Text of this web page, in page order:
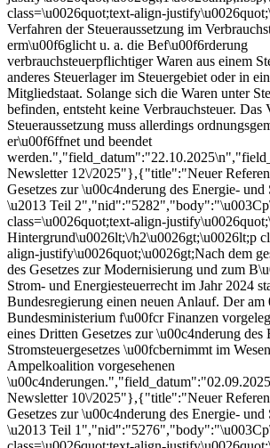
class=\u0026quot;text-align-
Verfahren der Steueraussetzung im
erm\u00f6glicht u. a. die Bef\u00f6rderung
verbrauchsteuerpflichtiger Waren aus einem
anderes Steuerlager im Steuergebiet oder in
Mitgliedstaat. Solange sich die Waren unter
befinden, entsteht keine Verbrauchsteuer. Das
Steueraussetzung muss allerdings
er\u00f6ffnet und beendet
Newsletter 12\/2025"},{"title":"Neuer
Gesetzes zur \u00c4nderung des Energie- und
\u2013 Teil
class=\u0026quot;text-align-
Hintergrund\u0026lt;\/h2\u0026gt;\u0026lt;p
align-justify\u0026quot;\u0026gt;Nach dem
des Gesetzes zur Modernisierung und zum
Strom- und Energiesteuerrecht im Jahr 2024
Bundesregierung einen neuen Anlauf. Der
Bundesministerium f\u00fcr Finanzen
eines Dritten Gesetzes zur \u00c4nderung des
Stromsteuergesetzes \u00fcbernimmt im
Ampelkoalition vorgesehenen
Newsletter 10\/2025"},{"title":"Neuer
Gesetzes zur \u00c4nderung des Energie- und
\u2013 Teil